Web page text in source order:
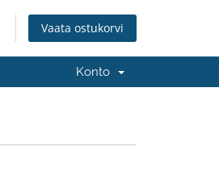
Vaata ostukorvi
Konto